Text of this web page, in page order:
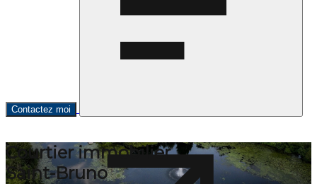
Contactez moi
Courtier immobilier
Saint-Bruno